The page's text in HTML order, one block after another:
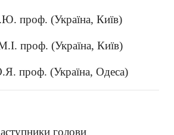
проф. (Україна, Київ)
проф. (Україна, Київ)
проф. (Україна, Одеса)
голови